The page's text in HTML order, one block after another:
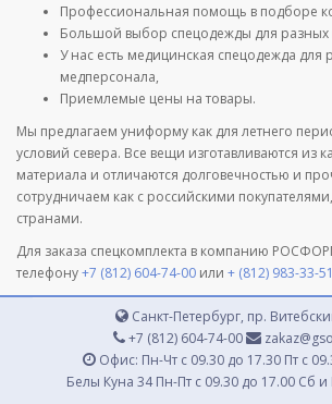
Профессиональная помощь в подборе
Большой выбор спецодежды для разных
У нас есть медицинская спецодежда для
медперсонала,
Приемлемые цены на товары.
Мы предлагаем униформу как для летнего
условий севера. Все вещи изготавливаются из
материала и отличаются долговечностью и
сотрудничаем как с российскими
странами.
Для заказа спецкомплекта в компанию
телефону+7 (812) 604-74-00 или + (812) 983-33-51
Санкт-Петербург, пр.
+7 (812) 604-74-00
Офис: Пн-Чт с 09.30 до 17.30 Пт с
Белы Куна 34 Пн-Пт с 09.30 до 17.00 Сб